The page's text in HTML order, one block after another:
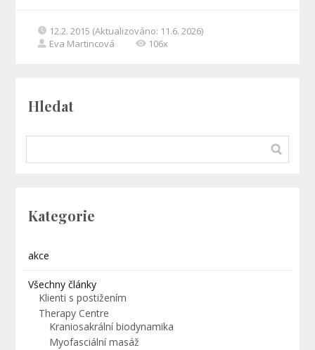
12.2. 2015 (Aktualizováno: 11.6. 2026)
Eva Martincová
106x
Hledat
Kategorie
akce
Všechny články
Klienti s postižením
Therapy Centre
Kraniosakrální biodynamika
Myofasciální masáž